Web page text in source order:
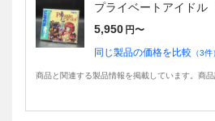
プライベートアイドル
5,950 円〜
同じ製品の価格を比較 （3件
商品と関連する製品情報を掲載しています。商